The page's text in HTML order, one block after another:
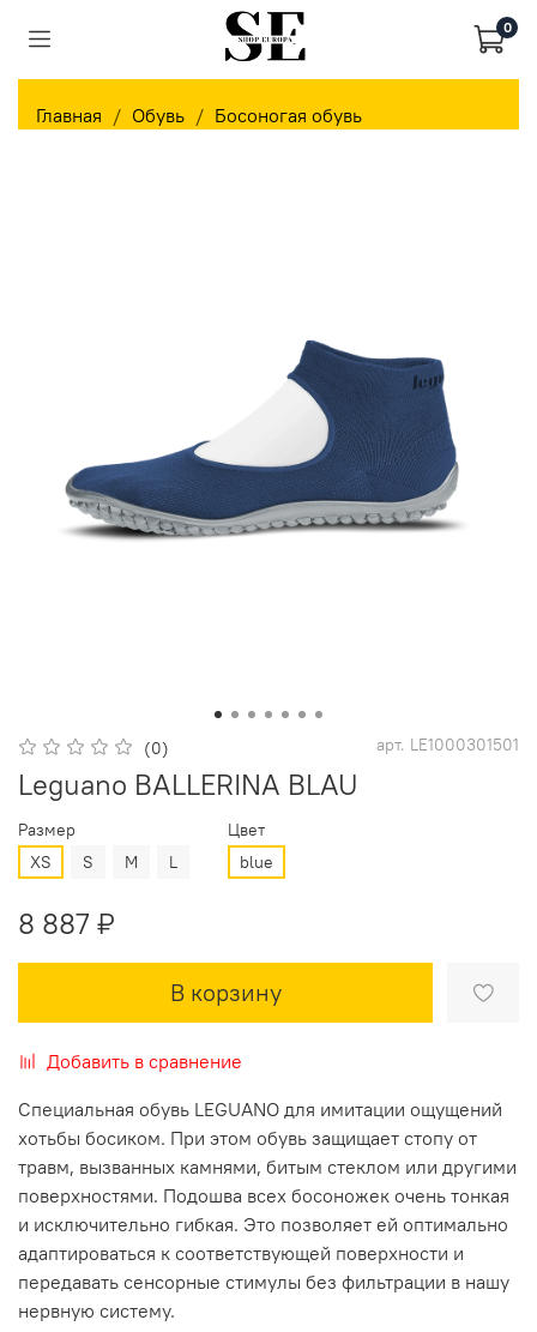
0
Главная Обувь Босоногая обувь
(0) арт. LE1000301501
Leguano BALLERINA BLAU
Размер
XS
S M L
Цвет
blue
8 887 ₽
В корзину
Добавить в сравнение
Специальная обувь LEGUANO для имитации ощущений
хотьбы босиком. При этом обувь защищает стопу от
травм, вызванных камнями, битым стеклом или другими
поверхностями. Подошва всех босоножек очень тонкая
и исключительно гибкая. Это позволяет ей оптимально
адаптироваться к соответствующей поверхности и
передавать сенсорные стимулы без фильтрации в нашу
нервную систему.